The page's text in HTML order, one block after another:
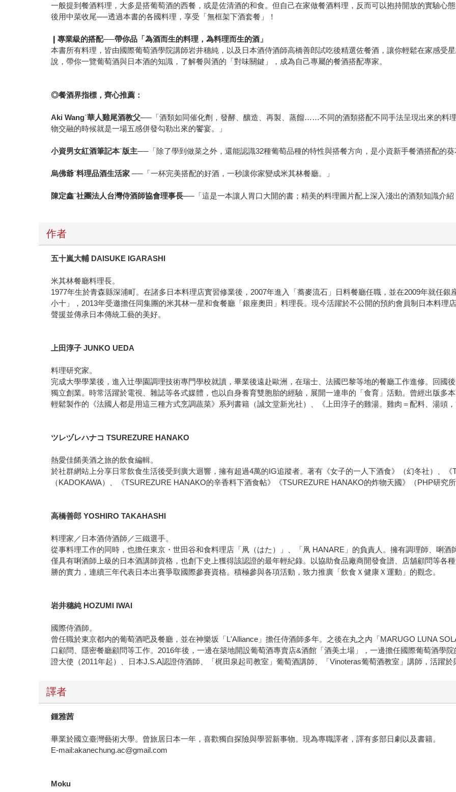
一般提到餐酒料理，大多是搭葡萄酒的西餐，或是佐清酒的和食。但自己在家做餐酒料理，反而可以抱持開放的實驗心
後用中菜收尾──透過本書的各國料理，享受「無框架下酒套餐」！
❙專業級的搭配──帶你品「為酒而生的料理，為料理而生的酒」
本書所有料理，皆由國際葡萄酒學院講師岩井穗純，以及日本酒侍酒師高橋善郎試吃後精選佐餐酒，讓你輕鬆在家感受
說，帶你一覽葡萄酒與日本酒的知識，了解餐與酒的「對味關鍵」，成為自己專屬的餐酒搭配專家。
◎餐酒界指標，齊心推薦：
Aki Wang˙華人雞尾酒教父──「酒類如同催化劑，發酵、釀造、再製、蒸餾……不同的酒類搭配不同手法呈現出來的料
物交融的時候就是一場五感併發勾勒出來的饗宴。」
小資男女紅酒筆記本˙版主──「除了學到做菜之外，還能認識32種葡萄品種的特性與搭餐方向，是小資新手餐酒搭配的
烏佛爺˙料理品酒生活家──「一杯完美搭配的好酒，一秒讓你家變成米其林餐廳。」
陳定鑫˙社團法人台灣侍酒師協會理事長──「這是一本讓人胃口大開的書；精美的料理圖片配上深入淺出的酒類知識介
作者
五十嵐大輔 DAISUKE IGARASHI
米其林餐廳料理長。
1977年生於青森縣深浦町。在諸多日本料理店實習修業後，2007年進入「蕎麥流石」日料餐廳任職，並在2009年就任
小十」，2013年受邀擔任同集團的米其林一星和食餐廳「銀座奧田」料理長。現今活躍於不公開的預約會員制日本料理
聲援並傳承日本傳統工藝的美好。
上田淳子 JUNKO UEDA
料理研究家。
完成大學學業後，進入辻學園調理技術專門學校就讀，畢業後遠赴歐洲，在瑞士、法國巴黎等地的餐廳工作進修。回國
獨立創業。時常活躍於電視、雜誌等各式媒體，也以自身養育雙胞胎的經驗，展開一連串的「食育」活動。曾經出版多
輕鬆製作的《法國人都是用這三種方式烹調蔬菜》系列書籍（誠文堂新光社）、《上田淳子的雞湯。雞肉＝配料、湯頭
ツレヅレハナコ TSUREZURE HANAKO
熱愛佳餚美酒之旅的飲食編輯。
於社群網站上分享日常飲食生活後受到廣大迴響，擁有超過4萬的IG追蹤者。著有《女子的一人下酒食》（幻冬社）、
（KADOKAWA）、《TSUREZURE HANAKO的辛香料下酒食帖》《TSUREZURE HANAKO的炸物天國》（PHP研究
高橋善郎 YOSHIRO TAKAHASHI
料理家／日本酒侍酒師／三鐵選手。
從事料理工作的同時，也擔任東京・世田谷和食料理店「凧（はた）」、「凧 HANARE」的負責人。擁有調理師、唎
僅具有唎酒師上級的日本酒講師資格，也創下史上獲得該認證的最年輕紀錄。以協助食品廠商開發食譜、店舖顧問等各
勝的實力，連續三年代表日本出賽爭取國際參賽資格。積極參與各項活動，致力推廣「飲食Ｘ健康Ｘ運動」的觀念。
岩井穗純HOZUMI IWAI
國際侍酒師。
曾任職於東京都內的葡萄酒吧及餐廳，並在神樂坂「L'Alliance」擔任侍酒師多年。之後在丸之內「MARUGO LUNA
口顧問、隱密餐廳顧問等工作。2016年後，一邊在築地開設葡萄酒專賣店&酒館「酒美土場」，一邊擔任國際葡萄酒學
證大使（2011年起）、日本J.S.A認證侍酒師、「梶田泉起司教室」葡萄酒講師、「Vinoteras葡萄酒教室」講師，活躍
譯者
鍾雅茜
畢業於國立臺灣藝術大學。曾旅居日本一年，喜歡獨自探險與學習新事物。現為專職譯者，譯有多部日劇以及書籍。
E-mail:akanechung.ac@gmail.com
Moku